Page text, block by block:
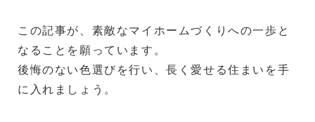
この記事が、素敵なマイホームづくりへの一歩と
なることを願っています。
後悔のない色選びを行い、長く愛せる住まいを手
に入れましょう。